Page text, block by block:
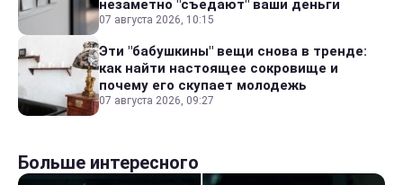
незаметно "съедают" ваши деньги
07 августа 2026, 10:15
Эти "бабушкины" вещи снова в тренде:
как найти настоящее сокровище и
почему его скупает молодежь
07 августа 2026, 09:27
Больше интересного